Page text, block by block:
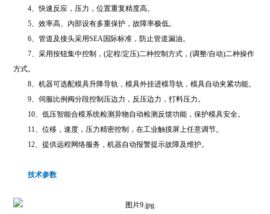
4、快速反应，压力，位置重复精度高。
5、效率高、内部设有多重保护，故障率极低。
6、管道及接头采用SEA国际标准，防止管道漏油。
7、采用按钮集中控制，(定程/定压)二种控制方式，(调整/自动)二种操作
方式。
8、机器可选配模具升降导轨，模具外挂进模导轨，模具自动夹紧功能。
9、伺服比例阀分段控制压边力，反压边力，打料压力。
10、低压智能合模系统检测异物自动检测反馈功能，保护模具安全。
11、位移，速度，压力精密控制，在工业触摸屏上任意调节。
12、提供远程网络服务，机器自动报警提示故障及维护。
技术参数